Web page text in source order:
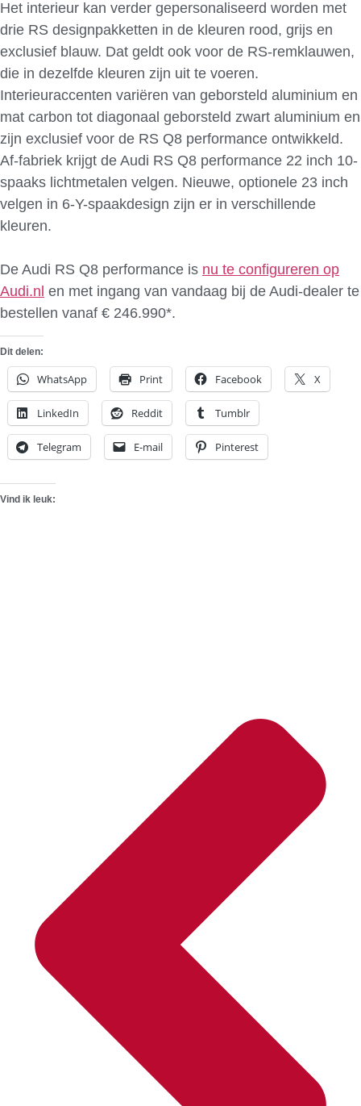
Het interieur kan verder gepersonaliseerd worden met
drie RS designpakketten in de kleuren rood, grijs en
exclusief blauw. Dat geldt ook voor de RS-remklauwen,
die in dezelfde kleuren zijn uit te voeren.
Interieuraccenten variëren van geborsteld aluminium en
mat carbon tot diagonaal geborsteld zwart aluminium en
zijn exclusief voor de RS Q8 performance ontwikkeld.
Af-fabriek krijgt de Audi RS Q8 performance 22 inch 10-
spaaks lichtmetalen velgen. Nieuwe, optionele 23 inch
velgen in 6-Y-spaakdesign zijn er in verschillende
kleuren.
De Audi RS Q8 performance is nu te configureren op
Audi.nl en met ingang van vandaag bij de Audi-dealer te
bestellen vanaf € 246.990*.
Dit delen:
WhatsApp Print Facebook X
LinkedIn Reddit Tumblr
Telegram E-mail Pinterest
Vind ik leuk: